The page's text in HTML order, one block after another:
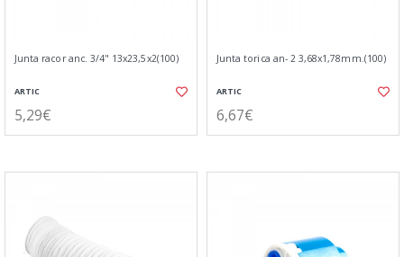
Junta racor anc. 3/4" 13x23,5x2(100)
ARTIC
5,29€
Junta torica an- 2 3,68x1,78mm.(100)
ARTIC
6,67€